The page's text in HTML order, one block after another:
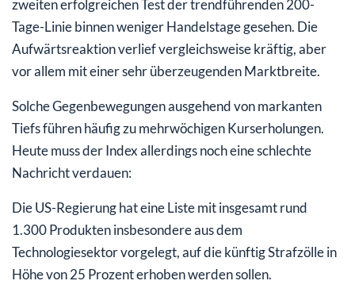
zweiten erfolgreichen Test der trendführenden 200-
Tage-Linie binnen weniger Handelstage gesehen. Die
Aufwärtsreaktion verlief vergleichsweise kräftig, aber
vor allem mit einer sehr überzeugenden Marktbreite.
Solche Gegenbewegungen ausgehend von markanten
Tiefs führen häufig zu mehrwöchigen Kurserholungen.
Heute muss der Index allerdings noch eine schlechte
Nachricht verdauen:
Die US-Regierung hat eine Liste mit insgesamt rund
1.300 Produkten insbesondere aus dem
Technologiesektor vorgelegt, auf die künftig Strafzölle in
Höhe von 25 Prozent erhoben werden sollen.